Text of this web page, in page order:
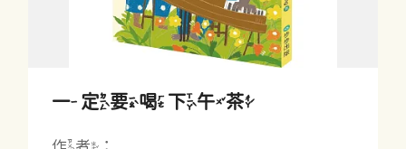
一定要喝下午茶